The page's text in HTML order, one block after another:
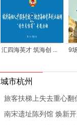
汇四海英才 筑海创 ... 9
城市杭州
旅客扶梯上失去重心翻
南宋遗址陈列馆 焕新